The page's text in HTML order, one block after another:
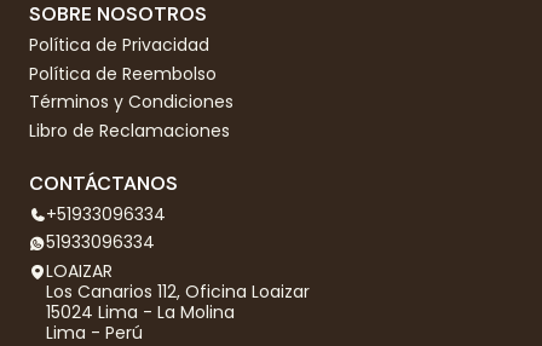
SOBRE NOSOTROS
Política de Privacidad
Política de Reembolso
Términos y Condiciones
Libro de Reclamaciones
CONTÁCTANOS
+51933096334
51933096334
LOAIZAR
Los Canarios 112, Oficina Loaizar
15024 Lima - La Molina
Lima - Perú